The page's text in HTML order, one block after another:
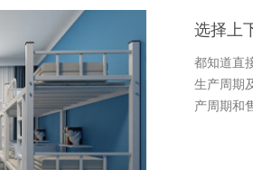
选择上
都知道直
生产周期
产周期和